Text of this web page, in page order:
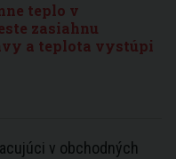
teplo v
zasiahnu
a teplota vystúpi
v obchodných